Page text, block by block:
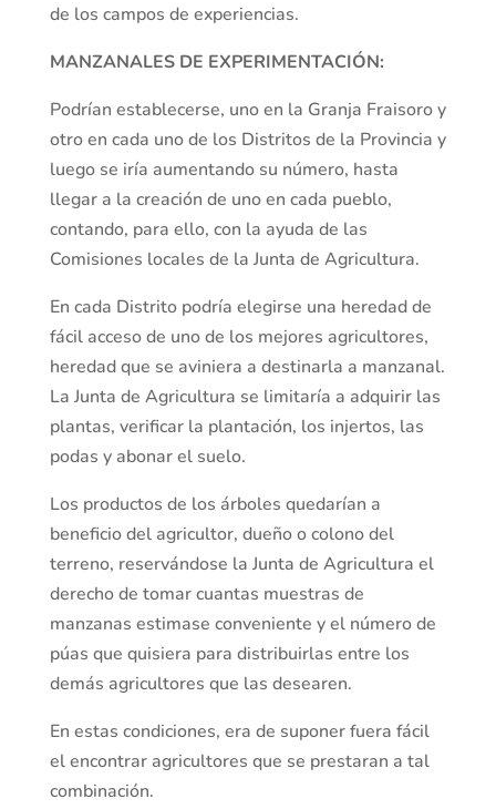
de los campos de experiencias.
MANZANALES DE EXPERIMENTACIÓN:
Podrían establecerse, uno en la Granja Fraisoro y
otro en cada uno de los Distritos de la Provincia y
luego se iría aumentando su número, hasta
llegar a la creación de uno en cada pueblo,
contando, para ello, con la ayuda de las
Comisiones locales de la Junta de Agricultura.
En cada Distrito podría elegirse una heredad de
fácil acceso de uno de los mejores agricultores,
heredad que se aviniera a destinarla a manzanal.
La Junta de Agricultura se limitaría a adquirir las
plantas, verificar la plantación, los injertos, las
podas y abonar el suelo.
Los productos de los árboles quedarían a
beneficio del agricultor, dueño o colono del
terreno, reservándose la Junta de Agricultura el
derecho de tomar cuantas muestras de
manzanas estimase conveniente y el número de
púas que quisiera para distribuirlas entre los
demás agricultores que las desearen.
En estas condiciones, era de suponer fuera fácil
el encontrar agricultores que se prestaran a tal
combinación.